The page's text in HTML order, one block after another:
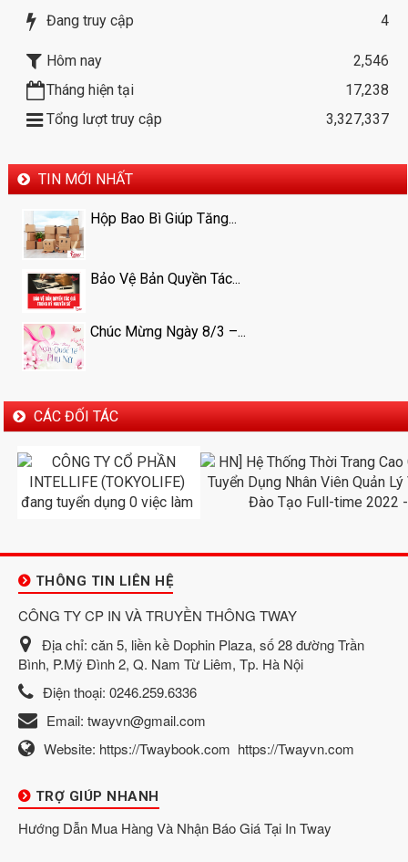
Đang truy cập 4
Hôm nay
2,546
Tháng hiện tại
17,238
Tổng lượt truy cập
3,327,337
TIN MỚI NHẤT
Hộp Bao Bì Giúp Tăng...
Bảo Vệ Bản Quyền Tác...
Chúc Mừng Ngày 8/3 –...
CÁC ĐỐI TÁC
THÔNG TIN LIÊN HỆ
CÔNG TY CP IN VÀ TRUYỀN THÔNG TWAY
Địa chỉ: căn 5, liền kề Dophin Plaza, số 28 đường Trần
Bình, P.Mỹ Đình 2, Q. Nam Từ Liêm, Tp. Hà Nội
Điện thoại: 0246.259.6336
Email: twayvn@gmail.com
Website: https://Twaybook.com https://Twayvn.com
TRỢ GIÚP NHANH
Hướng Dẫn Mua Hàng Và Nhận Báo Giá Tại In Tway